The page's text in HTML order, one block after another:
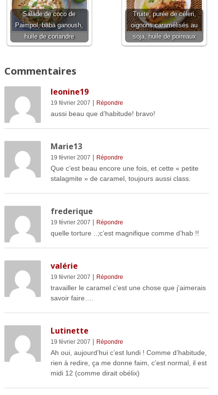
Salade de coco de
Paimpol, baba ganoush,
huile de coriandre
Truite, purée de céleri,
oignons caramélisés au
soja, huile de poireaux
Commentaires
leonine19
19 février 2007 | Répondre
aussi beau que d’habitude! bravo!
Marie13
19 février 2007 | Répondre
Que c’est beau encore une fois, et cette « petite
stalagmite » de caramel, toujours aussi class.
frederique
19 février 2007 | Répondre
quelle torture ..;c’est magnifique comme d’hab !!
valérie
19 février 2007 | Répondre
travailler le caramel c’est une chose que j’aimerais
savoir faire….
Lutinette
19 février 2007 | Répondre
Ah oui, aujourd’hui c’est lundi ! Comme d’habitude,
rien à redire, ça me donne faim, c’est normal, il est
midi 12 (comme dirait obélix)